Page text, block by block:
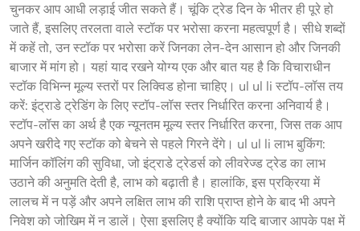
चुनकर आप आधी लड़ाई जीत सकते हैं। चूंकि ट्रेड दिन के भीतर ही पूरे हो
जाते हैं, इसलिए तरलता वाले स्टॉक पर भरोसा करना महत्वपूर्ण है। सीधे शब्दों
में कहें तो, उन स्टॉक पर भरोसा करें जिनका लेन-देन आसान हो और जिनकी
बाजार में मांग हो। यहां याद रखने योग्य एक और बात यह है कि विचाराधीन
स्टॉक विभिन्न मूल्य स्तरों पर लिक्विड होना चाहिए। ul ul li स्टॉप-लॉस तय
करें: इंट्राडे ट्रेडिंग के लिए स्टॉप-लॉस स्तर निर्धारित करना अनिवार्य है।
स्टॉप-लॉस का अर्थ है एक न्यूनतम मूल्य स्तर निर्धारित करना, जिस तक आप
अपने खरीदे गए स्टॉक को बेचने से पहले गिरने देंगे। ul ul li लाभ बुकिंग:
मार्जिन कॉलिंग की सुविधा, जो इंट्राडे ट्रेडर्स को लीवरेज्ड ट्रेड का लाभ
उठाने की अनुमति देती है, लाभ को बढ़ाती है। हालांकि, इस प्रक्रिया में
लालच में न पड़ें और अपने लक्षित लाभ की राशि प्राप्त होने के बाद भी अपने
निवेश को जोखिम में न डालें। ऐसा इसलिए है क्योंकि यदि बाजार आपके पक्ष में